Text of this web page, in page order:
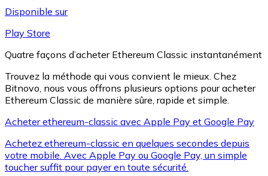
XRP
XRP
Disponible sur
Play Store
Quatre façons d’acheter Ethereum Classic instantanément
Trouvez la méthode qui vous convient le mieux. Chez
Bitnovo, nous vous offrons plusieurs options pour acheter
Ethereum Classic de manière sûre, rapide et simple.
Acheter ethereum-classic avec Apple Pay et Google Pay
Achetez ethereum-classic en quelques secondes depuis
votre mobile. Avec Apple Pay ou Google Pay, un simple
toucher suffit pour payer en toute sécurité.